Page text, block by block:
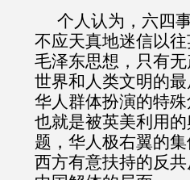
个人认为，六四
不应天真地迷信以
毛泽东思想，只有
世界和人类文明的
华人群体扮演的特
也就是被英美利用
题，华人极右翼的
西方有意扶持的反